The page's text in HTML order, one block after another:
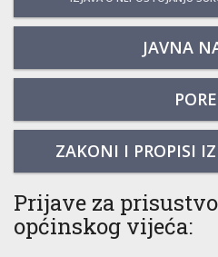
JAVNA
ZAKONI I PROPISI
Prijave za
općinskog vijeća: